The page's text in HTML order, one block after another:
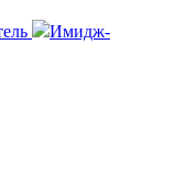
Имидж-